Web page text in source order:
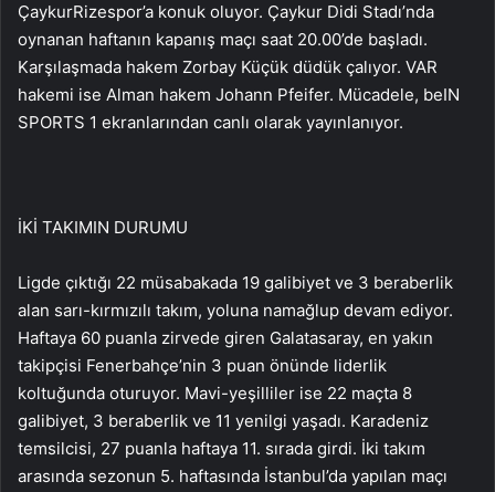
ÇaykurRizespor’a konuk oluyor. Çaykur Didi Stadı’nda
oynanan haftanın kapanış maçı saat 20.00’de başladı.
Karşılaşmada hakem Zorbay Küçük düdük çalıyor. VAR
hakemi ise Alman hakem Johann Pfeifer. Mücadele, beIN
SPORTS 1 ekranlarından canlı olarak yayınlanıyor.
İKİ TAKIMIN DURUMU
Ligde çıktığı 22 müsabakada 19 galibiyet ve 3 beraberlik
alan sarı-kırmızılı takım, yoluna namağlup devam ediyor.
Haftaya 60 puanla zirvede giren Galatasaray, en yakın
takipçisi Fenerbahçe’nin 3 puan önünde liderlik
koltuğunda oturuyor. Mavi-yeşilliler ise 22 maçta 8
galibiyet, 3 beraberlik ve 11 yenilgi yaşadı. Karadeniz
temsilcisi, 27 puanla haftaya 11. sırada girdi. İki takım
arasında sezonun 5. haftasında İstanbul’da yapılan maçı